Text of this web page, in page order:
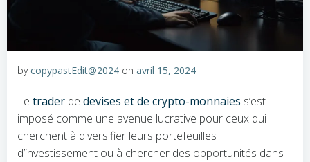
bycopypastEdit@2024 on avril 15, 2024
Le trader de devises et de crypto-monnaies s’est
imposé comme une avenue lucrative pour ceux qui
cherchent à diversifier leurs portefeuilles
d’investissement ou à chercher des opportunités dans